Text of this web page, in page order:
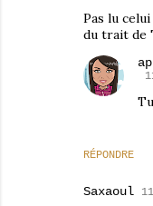
Pas lu
du trait de
RÉPONDRE
Saxaoul